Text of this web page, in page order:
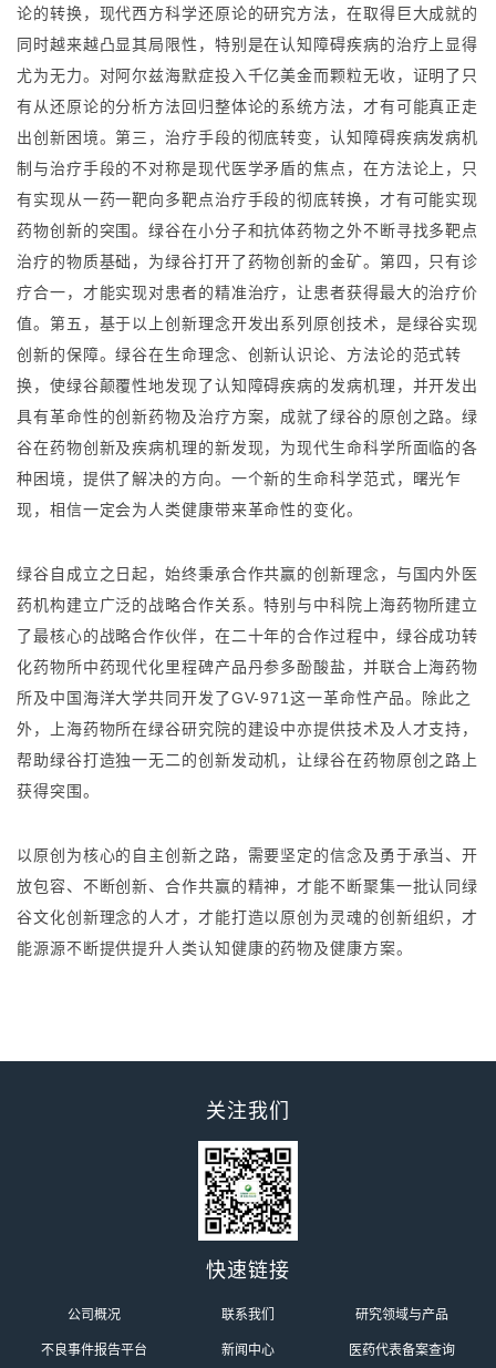
论的转换，现代西方科学还原论的研究方法，在取得巨大成就的
同时越来越凸显其局限性，特别是在认知障碍疾病的治疗上显得
尤为无力。对阿尔兹海默症投入千亿美金而颗粒无收，证明了只
有从还原论的分析方法回归整体论的系统方法，才有可能真正走
出创新困境。第三，治疗手段的彻底转变，认知障碍疾病发病机
制与治疗手段的不对称是现代医学矛盾的焦点，在方法论上，只
有实现从一药一靶向多靶点治疗手段的彻底转换，才有可能实现
药物创新的突围。绿谷在小分子和抗体药物之外不断寻找多靶点
治疗的物质基础，为绿谷打开了药物创新的金矿。第四，只有诊
疗合一，才能实现对患者的精准治疗，让患者获得最大的治疗价
值。第五，基于以上创新理念开发出系列原创技术，是绿谷实现
创新的保障。绿谷在生命理念、创新认识论、方法论的范式转
换，使绿谷颠覆性地发现了认知障碍疾病的发病机理，并开发出
具有革命性的创新药物及治疗方案，成就了绿谷的原创之路。绿
谷在药物创新及疾病机理的新发现，为现代生命科学所面临的各
种困境，提供了解决的方向。一个新的生命科学范式，曙光乍
现，相信一定会为人类健康带来革命性的变化。
绿谷自成立之日起，始终秉承合作共赢的创新理念，与国内外医
药机构建立广泛的战略合作关系。特别与中科院上海药物所建立
了最核心的战略合作伙伴，在二十年的合作过程中，绿谷成功转
化药物所中药现代化里程碑产品丹参多酚酸盐，并联合上海药物
所及中国海洋大学共同开发了GV-971这一革命性产品。除此之
外，上海药物所在绿谷研究院的建设中亦提供技术及人才支持，
帮助绿谷打造独一无二的创新发动机，让绿谷在药物原创之路上
获得突围。
以原创为核心的自主创新之路，需要坚定的信念及勇于承当、开
放包容、不断创新、合作共赢的精神，才能不断聚集一批认同绿
谷文化创新理念的人才，才能打造以原创为灵魂的创新组织，才
能源源不断提供提升人类认知健康的药物及健康方案。
关注我们
快速链接
公司概况 联系我们 研究领域与产品
不良事件报告平台 新闻中心 医药代表备案查询